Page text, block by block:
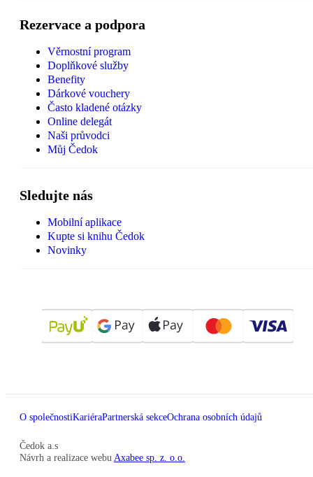
Rezervace a podpora
Věrnostní program
Doplňkové služby
Benefity
Dárkové vouchery
Často kladené otázky
Online delegát
Naši průvodci
Můj Čedok
Sledujte nás
Mobilní aplikace
Kupte si knihu Čedok
Novinky
O společnostiKariéraPartnerská sekceOchrana osobních údajů
Čedok a.s
Návrh a realizace webu Axabee sp. z. o.o.